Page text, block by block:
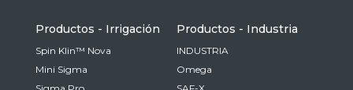
Hebrew
China
Chinese
Productos - Irrigación
Spin Klin™ Nova
Mini Sigma
Productos - Industria
INDUSTRIA
Omega